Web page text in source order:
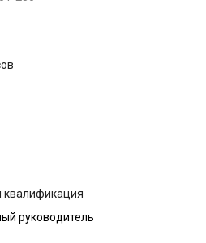
квалификация
руководитель